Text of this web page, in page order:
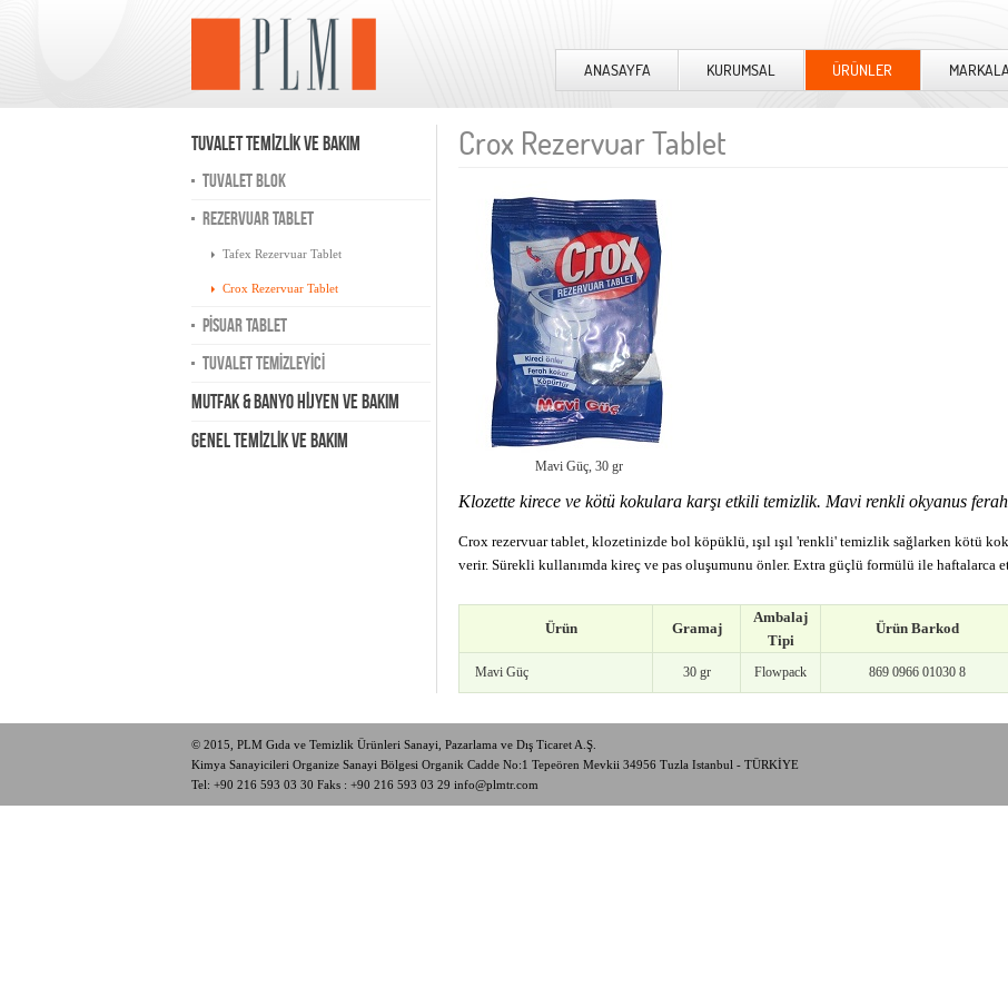
ANASAYFA KURUMSAL ÜRÜNLER
TUVALET TEMİZLİK VE BAKIM
TUVALET BLOK
REZERVUAR TABLET
Tafex Rezervuar Tablet
Crox Rezervuar Tablet
PİSUAR TABLET
TUVALET TEMİZLEYİCİ
MUTFAK & BANYO HİJYEN VE BAKIM
GENEL TEMİZLİK VE BAKIM
Crox Rezervuar Tablet
Mavi Güç, 30 gr
Klozette kirece ve kötü kokulara karşı etkili temizlik. Mavi renkli okyanus
Crox rezervuar tablet, klozetinizde bol köpüklü, ışıl ışıl 'renkli' temizlik sağlarken kötü
verir. Sürekli kullanımda kireç ve pas oluşumunu önler. Extra güçlü formülü ile haftalarca
Ürün Gramaj
Ambalaj
Tipi
Ürün Barkod
Mavi Güç 30 gr Flowpack 869 0966 01030 8
© 2015, PLM Gıda ve Temizlik Ürünleri Sanayi, Pazarlama ve Dış Ticaret A.Ş.
Kimya Sanayicileri Organize Sanayi Bölgesi Organik Cadde No:1 Tepeören Mevkii 34956 Tuzla Istanbul - TÜRKİYE
Tel: +90 216 593 03 30 Faks : +90 216 593 03 29 info@plmtr.com